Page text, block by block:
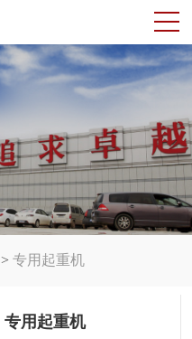
> 专用起重机
专用起重机